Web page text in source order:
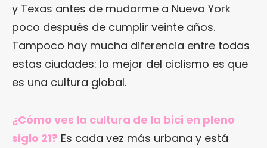
y Texas antes de mudarme a Nueva York
poco después de cumplir veinte años.
Tampoco hay mucha diferencia entre todas
estas ciudades: lo mejor del ciclismo es que
es una cultura global.
¿Cómo ves la cultura de la bici en pleno
siglo 21? Es cada vez más urbana y está